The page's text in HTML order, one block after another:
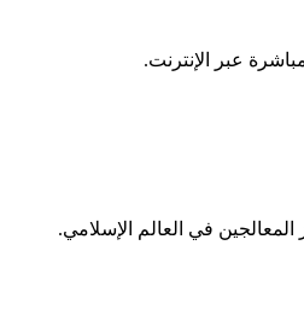
عبر الإنترنت.
في العالم الإسلامي.